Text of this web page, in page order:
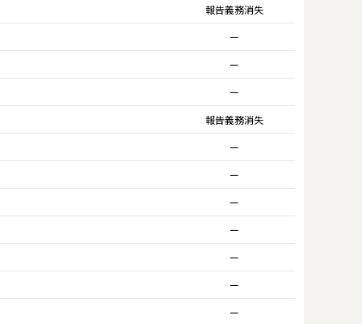
報告義務消失
ー
ー
ー
報告義務消失
ー
ー
ー
ー
ー
ー
ー